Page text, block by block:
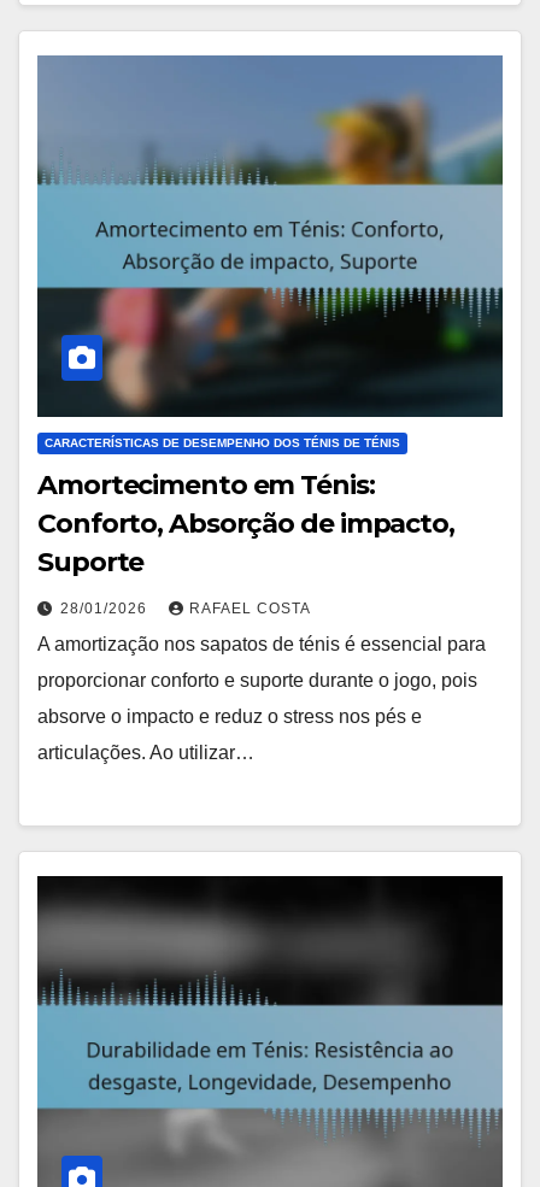
CARACTERÍSTICAS DE DESEMPENHO DOS TÉNIS DE TÉNIS
Amortecimento em Ténis:
Conforto, Absorção de impacto,
Suporte
28/01/2026 RAFAEL COSTA
A amortização nos sapatos de ténis é essencial para
proporcionar conforto e suporte durante o jogo, pois
absorve o impacto e reduz o stress nos pés e
articulações. Ao utilizar…